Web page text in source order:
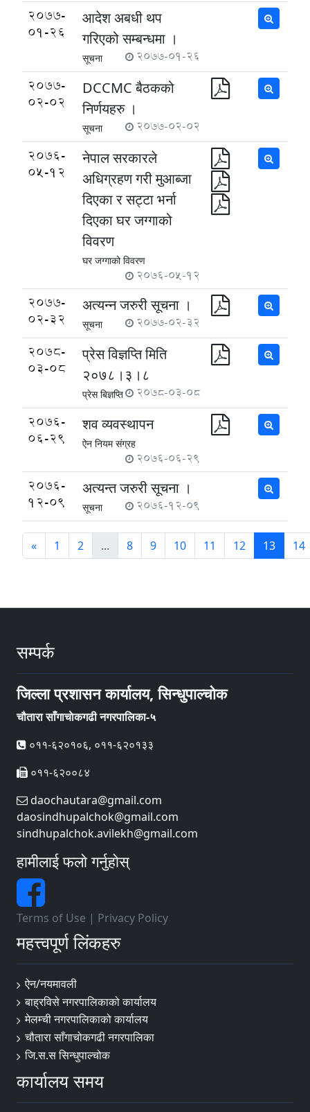
2077-
01-26
आदेश अबधी थप
गरिएको सम्बन्धमा ।
सूचना 2077-01-26
2077-
02-02
DCCMC बैठकको
निर्णयहरु ।
सूचना 2077-02-02
2076-
05-12
नेपाल सरकारले
अधिग्रहण गरी मुआब्जा
दिएका र सट्टा भर्ना
दिएका घर जग्गाको
विवरण
घर जग्गाको विवरण
2076-05-12
2077-
02-32
अत्यन्न जरुरी सूचना ।
सूचना 2077-02-32
2078-
03-08
प्रेस विज्ञप्ति मिति
२०७८।३।८
प्रेस बिज्ञप्ति 2078-03-08
2076-
06-29
शव व्यवस्थापन
ऐन नियम संग्रह
2076-06-29
2076-
12-09
अत्यन्त जरुरी सूचना ।
सूचना 2076-12-09
« 1 2 ... 8 9 10 11 12 13 14
सम्पर्क
जिल्ला प्रशासन कार्यालय, सिन्धुपाल्चोक
चौतारा साँगाचाेकगढी नगरपालिका-५
०११-६२०१०६, ०११-६२०१३३
०११-६२००८४
daochautara@gmail.com
daosindhupalchok@gmail.com
sindhupalchok.avilekh@gmail.com
हामीलाई फलो गर्नुहोस्
Terms of Use | Privacy Policy
महत्त्वपूर्ण लिंकहरु
ऐन/नयमावली
बाह्रविसे नगरपालिकाको कार्यालय
मेलम्ची नगरपालिकाको कार्यालय
चौतारा साँगाचोकगढी नगरपालिका
जि.स.स सिन्धुपाल्चोक
कार्यालय समय